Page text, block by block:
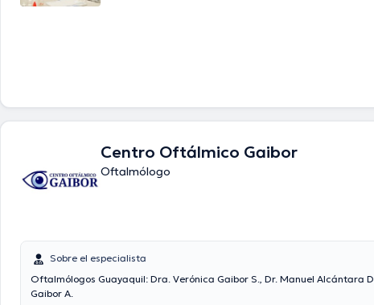
Centro Oftálmico Gaibor
Oftalmólogo
Sobre el especialista
Oftalmólogos Guayaquil: Dra. Verónica Gaibor S., Dr. Manuel Alcántara
Gaibor A.